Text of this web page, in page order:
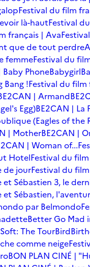
Festival du film
là-hautFestival
français | Ava
que de tout perdre
femmeFestival du
PhoneBabygirl
Bang !Festival du film
| Armand
Egg)BE2CAN | La
(Eagles of the
| MotherBE2CAN |
| Woman of...
HotelFestival du
de jourFestival du
Sébastien 3, le
et Sébastien,
par Belmondo
Better Go Mad
The TourBird
comme neige
BON PLAN CINÉ |